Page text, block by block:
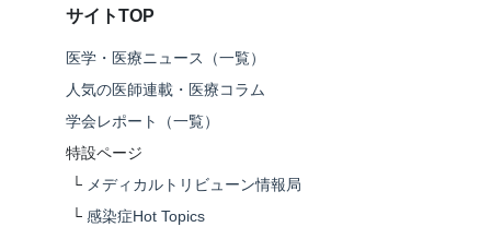
サイトTOP
医学・医療ニュース（一覧）
人気の医師連載・医療コラム
学会レポート（一覧）
特設ページ
└ メディカルトリビューン情報局
└ 感染症Hot Topics